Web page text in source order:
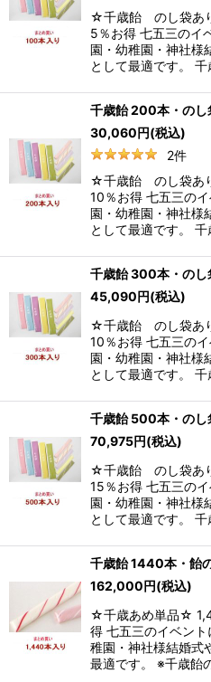
☆千歳飴 のし袋あ
5％お得 七五三のイ
園・幼稚園・神社様
として最適です。
千歳飴 200本・のし
30,060円(税込)
2件
☆千歳飴 のし袋あ
10％お得 七五三の
園・幼稚園・神社様
として最適です。
千歳飴 300本・のし
45,090円(税込)
☆千歳飴 のし袋あ
10％お得 七五三の
園・幼稚園・神社様
として最適です。
千歳飴 500本・のし
70,975円(税込)
☆千歳飴 のし袋あ
15％お得 七五三の
園・幼稚園・神社様
として最適です。
千歳飴 1440本・飴
162,000円(税込)
☆千歳あめ単品☆
得 七五三のイベン
稚園・神社様結婚式
最適です。 ※千歳飴